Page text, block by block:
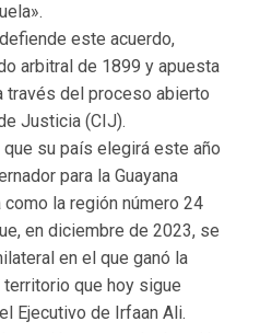
este acuerdo,
arbitral de 1899 y apuesta
del proceso abierto
Justicia (CIJ).
que su país elegirá este año
para la Guayana
como la región número 24
en diciembre de 2023, se
en el que ganó la
que hoy sigue
Ejecutivo de Irfaan Ali.